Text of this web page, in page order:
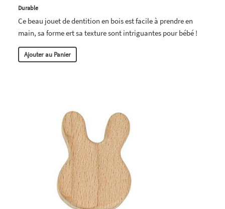
Durable
Ce beau jouet de dentition en bois est facile à prendre en
main, sa forme ert sa texture sont intriguantes pour bébé !
Ajouter au Panier